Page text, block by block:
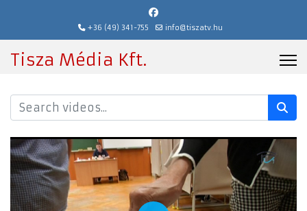
+36 (49) 341-755 info@tiszatv.hu
Tisza Média Kft.